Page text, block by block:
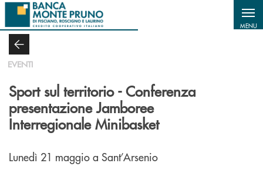
Salta al contenuto principale
MENU
EVENTI
Sport sul territorio - Conferenza
presentazione Jamboree
Interregionale Minibasket
Lunedì 21 maggio a Sant’Arsenio